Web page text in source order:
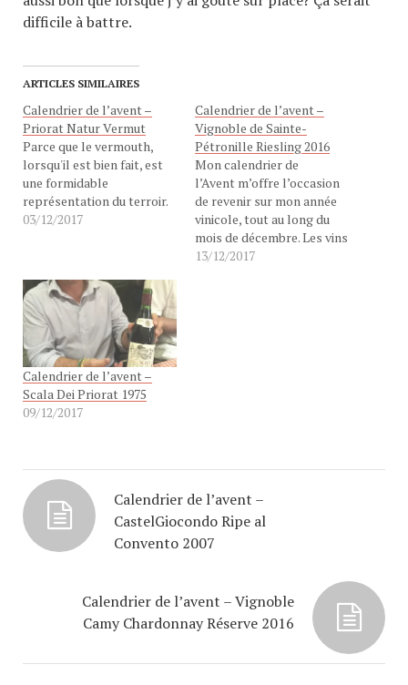
difficile à battre.
ARTICLES SIMILAIRES
Calendrier de l’avent –
Priorat Natur Vermut
Parce que le vermouth,
lorsqu'il est bien fait, est
une formidable
représentation du terroir.
03/12/2017
Calendrier de l’avent –
Vignoble de Sainte-
Pétronille Riesling 2016
Mon calendrier de
l’Avent m’offre l’occasion
de revenir sur mon année
vinicole, tout au long du
mois de décembre. Les vins
qui m’ont fait vibrer, tout
13/12/2017
Calendrier de l’avent –
Scala Dei Priorat 1975
09/12/2017
Calendrier de l’avent –
CastelGiocondo Ripe al
Convento 2007
Calendrier de l’avent – Vignoble
Camy Chardonnay Réserve 2016